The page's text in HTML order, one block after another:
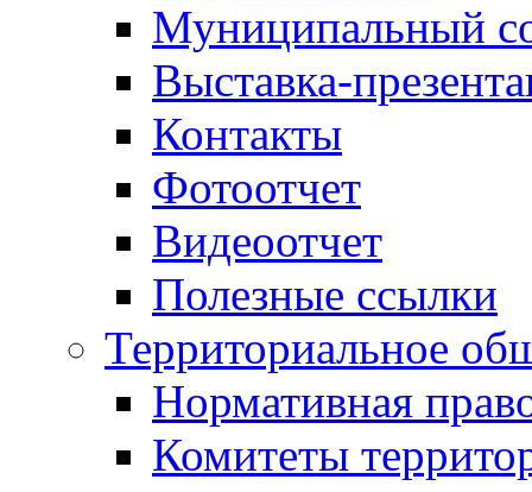
Муниципальный
Выставка-
Контакты
Фотоотчет
Видеоотчет
Полезные ссылки
Территориальное
Нормативная
Комитеты